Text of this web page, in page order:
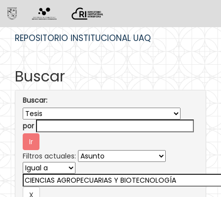
REPOSITORIO INSTITUCIONAL UAQ
Buscar
Buscar:
por
Filtros actuales: